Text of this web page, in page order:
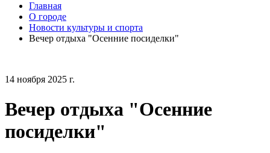
Главная
О городе
Новости культуры и спорта
Вечер отдыха "Осенние посиделки"
14 ноября 2025 г.
Вечер отдыха "Осенние
посиделки"